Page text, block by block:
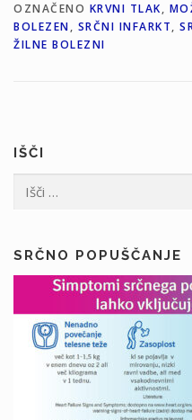
OZNAČENO KRVNI TLAK,
BOLEZEN, SRČNI INFARKT,
ŽILNE BOLEZNI
IŠČI
SRČNO POPUŠČANJE